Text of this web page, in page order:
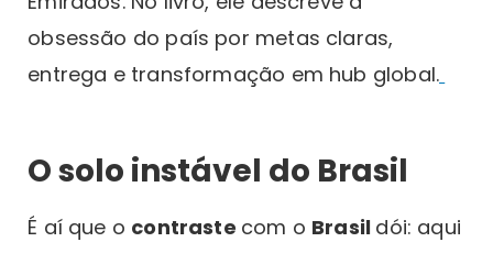
obsessão do país por metas claras,
entrega e transformação em hub global.
O solo instável do Brasil
É aí que o contraste com o Brasil dói: aqui